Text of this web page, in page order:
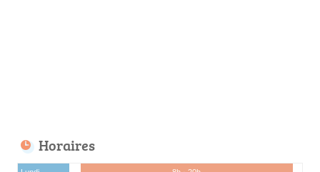
Horaires